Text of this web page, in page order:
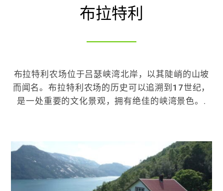
布拉特利
布拉特利农场位于吕瑟峡湾北岸，以其陡峭的山坡
而闻名。布拉特利农场的历史可以追溯到17世纪，
是一处重要的文化景观，拥有绝佳的峡湾景色。.